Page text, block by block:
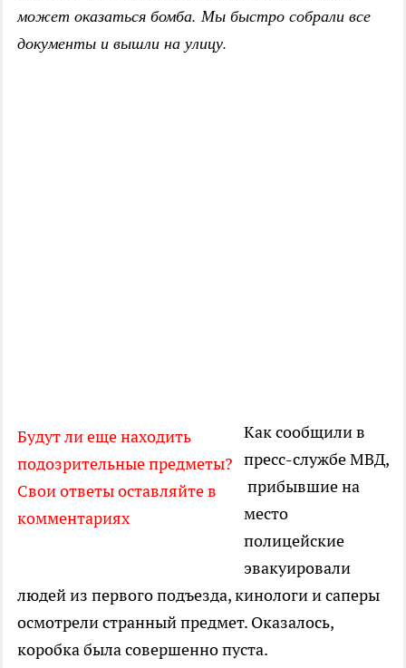
может оказаться бомба. Мы быстро собрали все
документы и вышли на улицу.
Будут ли еще находить
подозрительные предметы?
Свои ответы оставляйте в
комментариях
Как сообщили в
пресс-службе МВД,
прибывшие на
место
полицейские
эвакуировали
людей из первого подъезда, кинологи и саперы
осмотрели странный предмет. Оказалось,
коробка была совершенно пуста.